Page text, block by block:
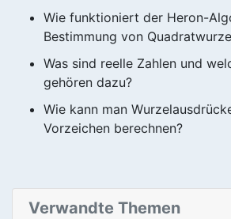
Wie funktioniert der Heron-
Bestimmung von
Was sind reelle Zahlen und
gehören dazu?
Wie kann man
Vorzeichen berechnen?
Verwandte Themen